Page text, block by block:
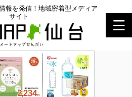
報を発信！地域密着型メディア
サイト